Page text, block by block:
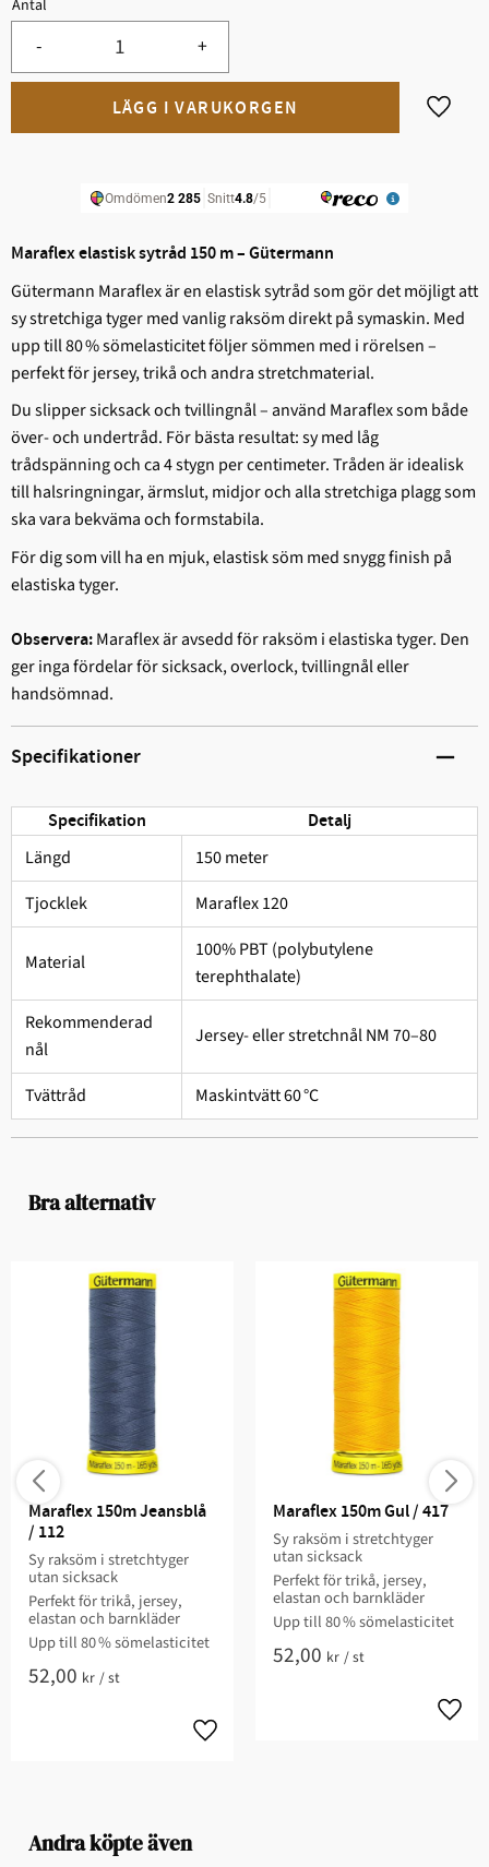
Antal
+
-
Lägg
Maraflex elastisk sytråd 150 m – Gütermann
Gütermann Maraflex är en elastisk sytråd som gör det möjligt att
sy stretchiga tyger med vanlig raksöm direkt på symaskin. Med
upp till 80 % sömelasticitet följer sömmen med i rörelsen –
perfekt för jersey, trikå och andra stretchmaterial.
Du slipper sicksack och tvillingnål – använd Maraflex som både
över- och undertråd. För bästa resultat: sy med låg
trådspänning och ca 4 stygn per centimeter. Tråden är idealisk
till halsringningar, ärmslut, midjor och alla stretchiga plagg som
ska vara bekväma och formstabila.
För dig som vill ha en mjuk, elastisk söm med snygg finish på
elastiska tyger.
Observera:Maraflex är avsedd för raksöm i elastiska tyger. Den
ger inga fördelar för sicksack, overlock, tvillingnål eller
handsömnad.
Specifikationer
Specifikation Detalj
Längd
150 meter
Tjocklek
Maraflex 120
Material
100% PBT (polybutylene
terephthalate)
Rekommenderad
nål
Jersey- eller stretchnål NM 70–80
Tvättråd Maskintvätt 60 °C
Bra alternativ
Maraflex 150m Jeansblå
/ 112
Sy raksöm i stretchtyger
utan sicksack
Perfekt för trikå, jersey,
elastan och barnkläder
Upp till 80 % sömelasticitet
52,00 kr /st
Maraflex 150m Gul / 417
Sy raksöm i stretchtyger
utan sicksack
Perfekt för trikå, jersey,
elastan och barnkläder
Upp till 80 % sömelasticitet
52,00 kr /st
Andra köpte även